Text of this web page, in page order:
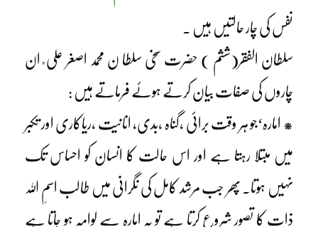
نفس کی چار حالتیں ہیں ۔
سلطان الفقر(ششم ) حضرت سخی سلطا ن محمد اصغر علی ؒ ان
چاروں کی صفات بیان کرتے ہوئے فرماتے ہیں :
* امارہ‘جو ہر وقت برائی ،گناہ ،بدی، انانیت ،ریاکاری اور تکبر
میں مبتلا رہتا ہے اور اس حالت کا انسان کو احساس تک
نہیں ہوتا۔ پھر جب مرشد کامل کی نگرانی میں طالب اسمِ اللہ
ذات کا تصور شروع کرتا ہے تو یہ امارہ سے لوامہ ہو جاتا ہے